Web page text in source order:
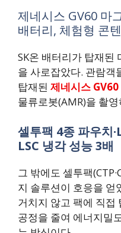
제네시스 GV60 마
배터리, 체험형 콘
SK온 배터리가 탑재된
을 사로잡았다. 관람객
탑재된 제네시스
물류로봇(AMR)을 촬
셀투팩 4종 파우치
LSC 냉각 성능 3배
그 밖에도 셀투팩
지 솔루션이 호응을 얻
거치지 않고 팩에 직접
공정을 줄여 에너지밀